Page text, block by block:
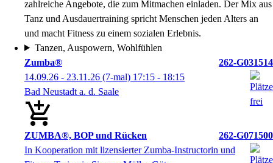
zahlreiche Angebote, die zum Mitmachen einladen. Der Mix aus
Tanz und Ausdauertraining spricht Menschen jeden Alters an
und macht Fitness zu einem sozialen Erlebnis.
Tanzen, Auspowern, Wohlfühlen
Zumba®
262-G031514
14.09.26 - 23.11.26 (7-mal) 17:15 - 18:15
Bad Neustadt a. d. Saale
ZUMBA®, BOP und Rücken
262-G071500
In Kooperation mit lizensierter Zumba-Instructorin und